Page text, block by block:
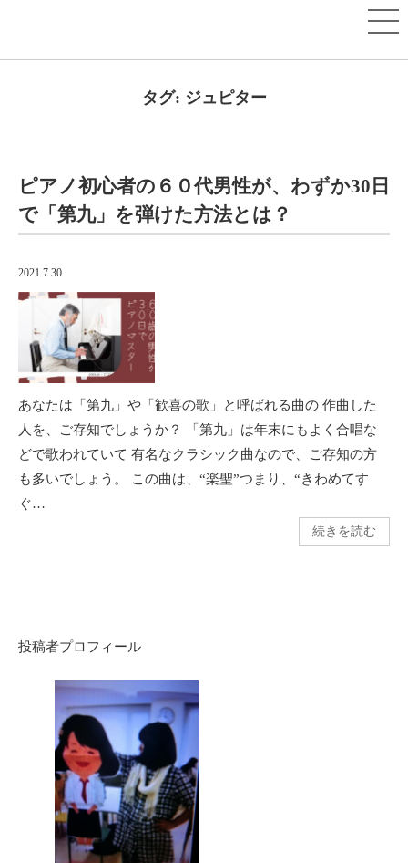
タグ: ジュピター
ピアノ初心者の６０代男性が、わずか30日
で「第九」を弾けた方法とは？
2021.7.30
あなたは「第九」や「歓喜の歌」と呼ばれる曲の 作曲した
人を、ご存知でしょうか？ 「第九」は年末にもよく合唱な
どで歌われていて 有名なクラシック曲なので、ご存知の方
も多いでしょう。 この曲は、“楽聖”つまり、“きわめてす
ぐ…
続きを読む
投稿者プロフィール